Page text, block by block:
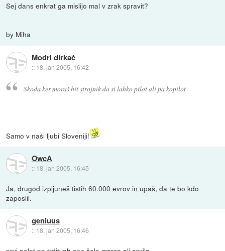
Sej dans enkrat ga mislijo mal v zrak spravit?
by Miha
Modri dirkač
:: 18. jan 2005, 16:42
Skoda ker moraš bit strojnik da si lahko pilot ali pa kopilot
Samo v naši ljubi Sloveniji!
OwcA
:: 18. jan 2005, 16:45
Ja, drugod izpljuneš tistih 60.000 evrov in upaš, da te bo kdo
zaposlil.
geniuus
:: 18. jan 2005, 16:46